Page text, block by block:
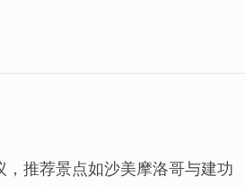
推荐景点如沙美摩洛哥与建功